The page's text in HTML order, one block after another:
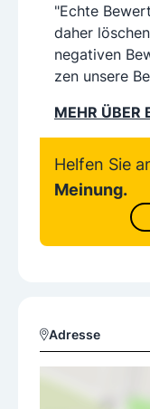
"Echte
daher
negativen
zen unsere
MEHR ÜBER
Helfen Sie
Meinung.
Adresse